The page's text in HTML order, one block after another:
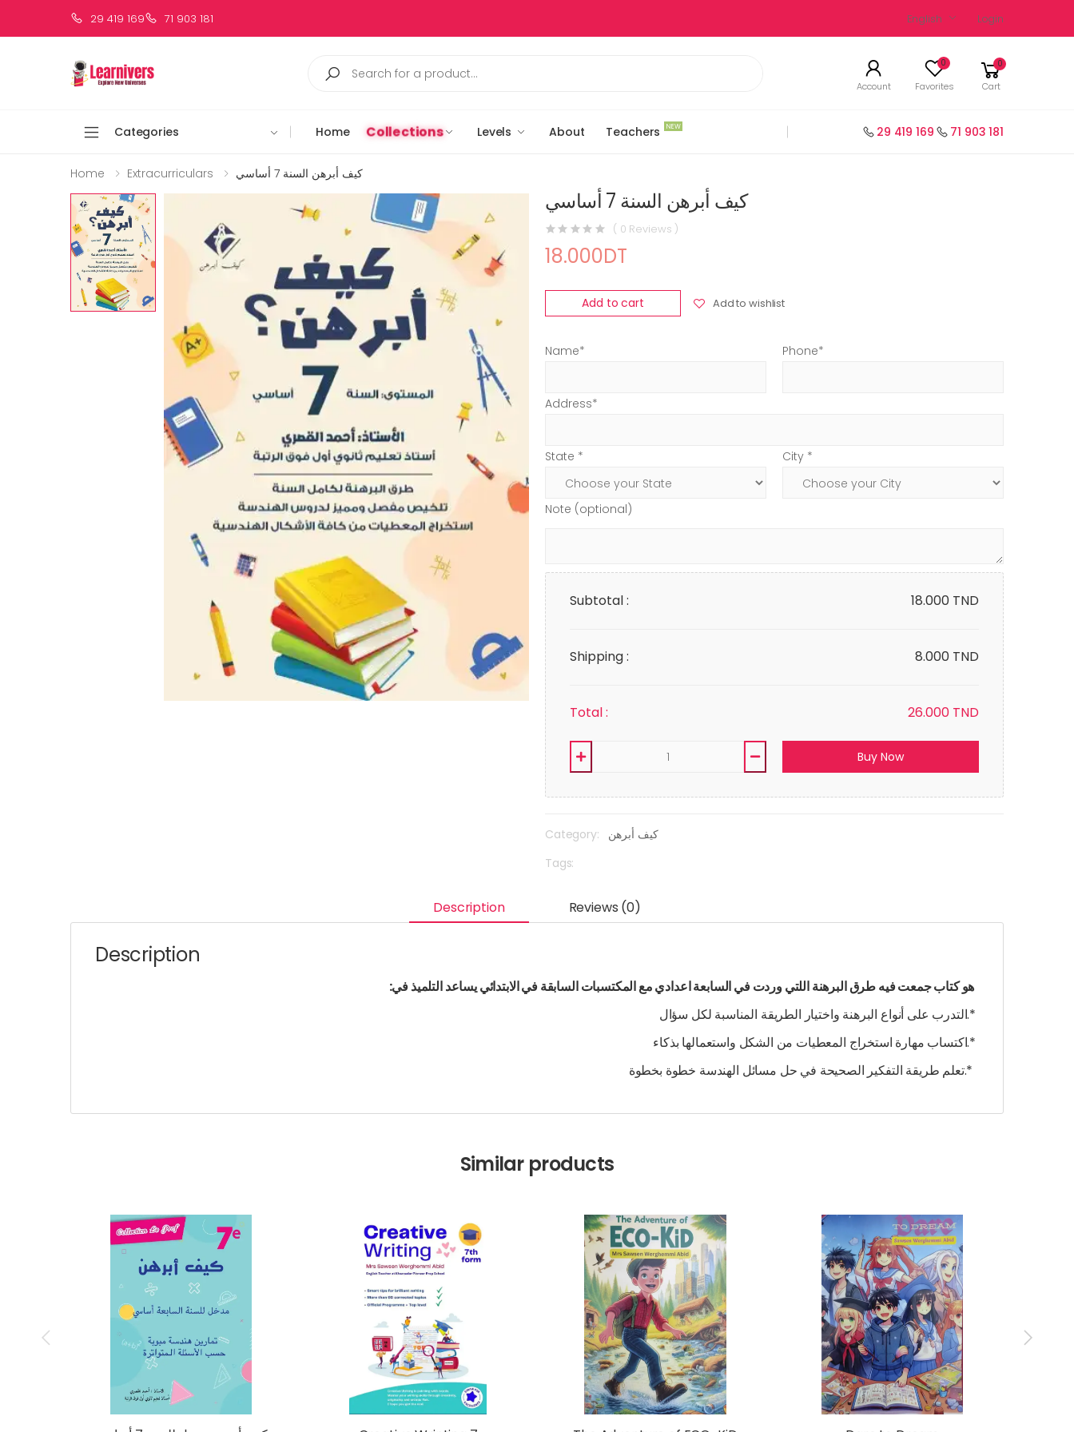
29 419 169 71 903 181 English Login
Account
0
Favorites
0
Cart
Categories Home Collections Levels About Teachers NEW 29 419 169 71 903 181
Home Extracurriculars كيف أبرهن السنة 7 أساسي
كيف أبرهن السنة 7 أساسي
( 0 Reviews )
18.000DT
Add to cart Add to wishlist
Name* Phone*
Address*
State * City *
Note (optional)
Subtotal : 18.000 TND
Shipping : 8.000 TND
Total : 26.000 TND
Buy Now
Category:
كيف أبرهن
Tags:
Description Reviews (0)
Description
التدرب على أنواع البرهنة واختيار الطريقة المناسبة لكل سؤال.*
اكتساب مهارة استخراج المعطيات من الشكل واستعمالها بذكاء.*
تعلم طريقة التفكير الصحيحة في حل مسائل الهندسة خطوة بخطوة.*
Similar products